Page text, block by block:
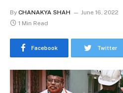
By CHANAKYA SHAH June 16, 2022
1 Min Read
Facebook Twitter